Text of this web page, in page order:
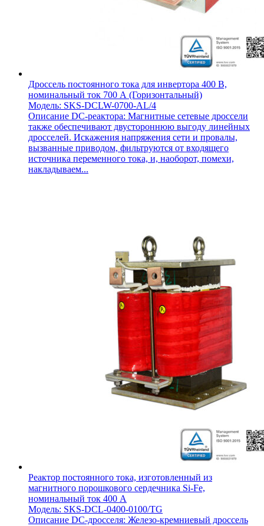
Дроссель постоянного тока для инвертора 400 В,
номинальный ток 700 А (Горизонтальный)
Модель: SKS-DCLW-0700-AL/4
Описание DC-реактора: Магнитные сетевые дроссели
также обеспечивают двустороннюю выгоду линейных
дросселей. Искажения напряжения сети и провалы,
вызванные приводом, фильтруются от входящего
источника переменного тока, и, наоборот, помехи,
накладываем...
Реактор постоянного тока, изготовленный из
магнитного порошкового сердечника Si-Fe,
номинальный ток 400 А
Модель: SKS-DCL-0400-0100/TG
Описание DC-дросселя: Железо-кремниевый дроссель